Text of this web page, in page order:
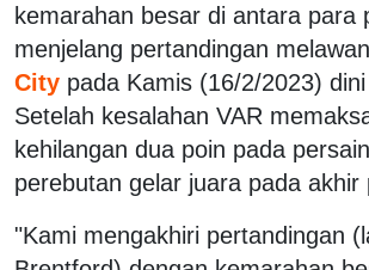
kemarahan besar di antara para
menjelang pertandingan melawan
City pada Kamis (16/2/2023)
Setelah kesalahan VAR
kehilangan dua poin pada
perebutan gelar juara pada akhir
"Kami mengakhiri pertandingan